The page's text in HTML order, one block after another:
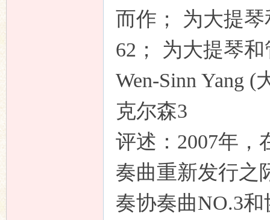
而作； 为大提
62； 为大提琴
Wen-Sinn Yang
克尔森3
评述：2007年，
奏曲重新发行之
奏协奏曲NO.3